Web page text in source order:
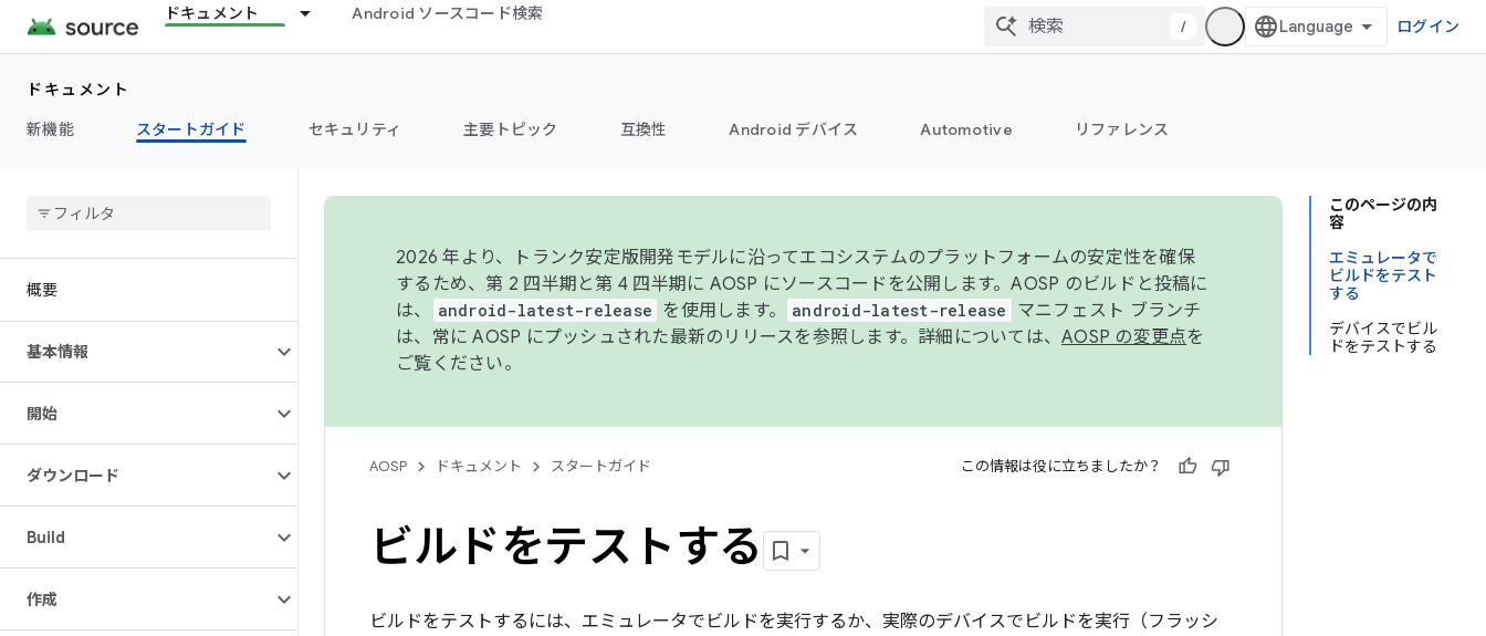
ドキュメント Android ソースコード検索
/ ログイン
ドキュメント
新機能
スタートガイド セキュリティ 主要トピック 互換性 Android デバイス Automotive リファレンス
概要
基本情報
開始
ダウンロード
Build
作成
このページの内
容
エミュレータで
ビルドをテスト
する
デバイスでビル
ドをテストする
2026 年より、トランク安定版開発モデルに沿ってエコシステムのプラットフォームの安定性を確保
するため、第 2 四半期と第 4 四半期に AOSP にソースコードを公開します。AOSP のビルドと投稿に
は、
android-latest-release を使用します。 android-latest-release
マニフェスト ブランチ
は、常に AOSP にプッシュされた最新のリリースを参照します。詳細については、 AOSP の変更点を
ご覧ください。
AOSP ドキュメント スタートガイド この情報は役に立ちましたか？
ビルドをテストする
ビルドをテストするには、エミュレータでビルドを実行するか、実際のデバイスでビルドを実行（フラッシ